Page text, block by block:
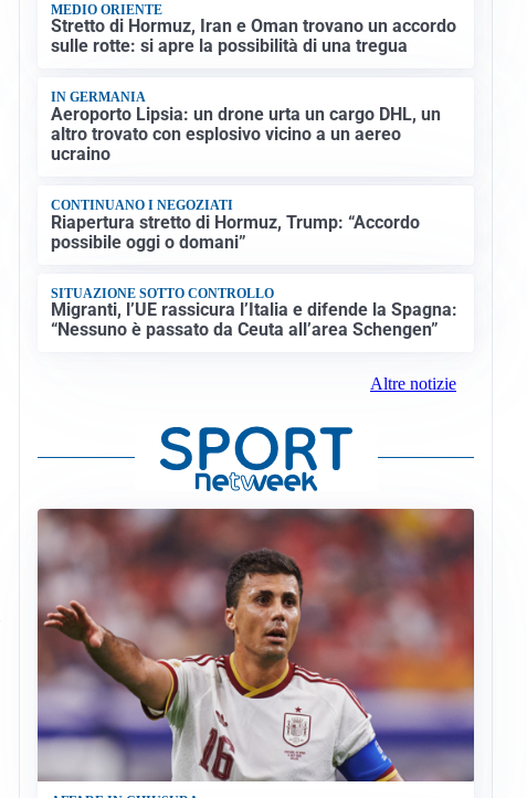
MEDIO ORIENTE
Stretto di Hormuz, Iran e Oman trovano un accordo
sulle rotte: si apre la possibilità di una tregua
IN GERMANIA
Aeroporto Lipsia: un drone urta un cargo DHL, un
altro trovato con esplosivo vicino a un aereo
ucraino
CONTINUANO I NEGOZIATI
Riapertura stretto di Hormuz, Trump: “Accordo
possibile oggi o domani”
SITUAZIONE SOTTO CONTROLLO
Migranti, l’UE rassicura l’Italia e difende la Spagna:
“Nessuno è passato da Ceuta all’area Schengen”
Altre notizie